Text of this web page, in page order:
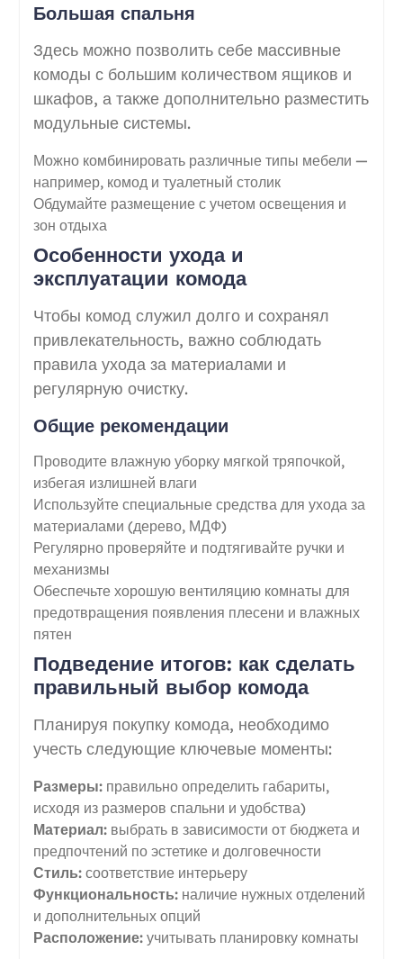
Большая спальня
Здесь можно позволить себе массивные
комоды с большим количеством ящиков и
шкафов, а также дополнительно разместить
модульные системы.
Можно комбинировать различные типы мебели —
например, комод и туалетный столик
Обдумайте размещение с учетом освещения и
зон отдыха
Особенности ухода и
эксплуатации комода
Чтобы комод служил долго и сохранял
привлекательность, важно соблюдать
правила ухода за материалами и
регулярную очистку.
Общие рекомендации
Проводите влажную уборку мягкой тряпочкой,
избегая излишней влаги
Используйте специальные средства для ухода за
материалами (дерево, МДФ)
Регулярно проверяйте и подтягивайте ручки и
механизмы
Обеспечьте хорошую вентиляцию комнаты для
предотвращения появления плесени и влажных
пятен
Подведение итогов: как сделать
правильный выбор комода
Планируя покупку комода, необходимо
учесть следующие ключевые моменты:
Размеры:правильно определить габариты,
исходя из размеров спальни и удобства)
Материал:выбрать в зависимости от бюджета и
предпочтений по эстетике и долговечности
Стиль:соответствие интерьеру
Функциональность:наличие нужных отделений
и дополнительных опций
Расположение:учитывать планировку комнаты